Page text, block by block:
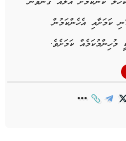
ކަމަށާއި އެހެންކަމުން
ކަމަށެވެ.